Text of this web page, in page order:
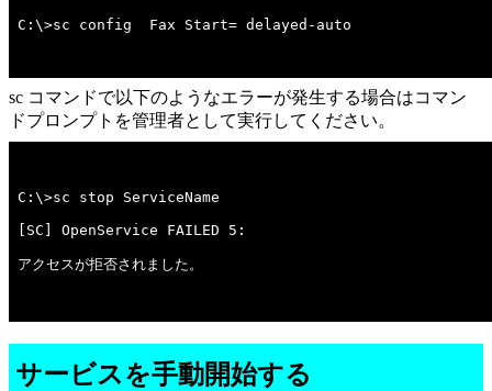
C:\>sc config  Fax Start= delayed-auto
sc コマンドで以下のようなエラーが発生する場合はコマン
ドプロンプトを管理者として実行してください。
アクセスが拒否されました。
サービスを手動開始する